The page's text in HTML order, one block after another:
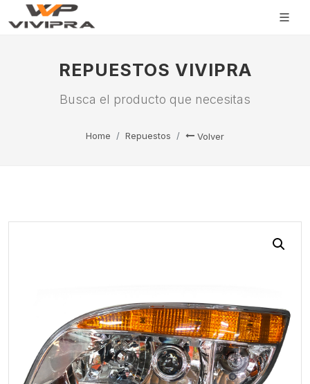
REPUESTOS VIVIPRA
Busca el producto que necesitas
Home Repuestos Volver